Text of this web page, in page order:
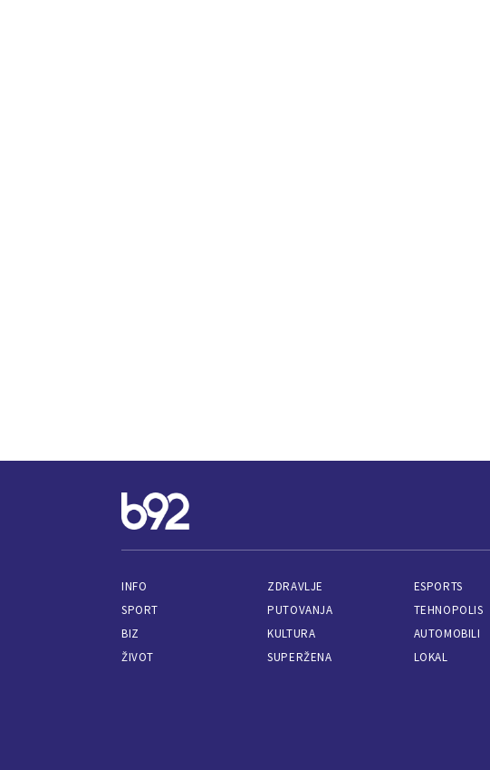
INFO
SPORT
BIZ
ŽIVOT
ZDRAVLJE
PUTOVANJA
KULTURA
SUPERŽENA
ESPORTS
TEHNOPOLIS
AUTOMOBILI
LOKAL